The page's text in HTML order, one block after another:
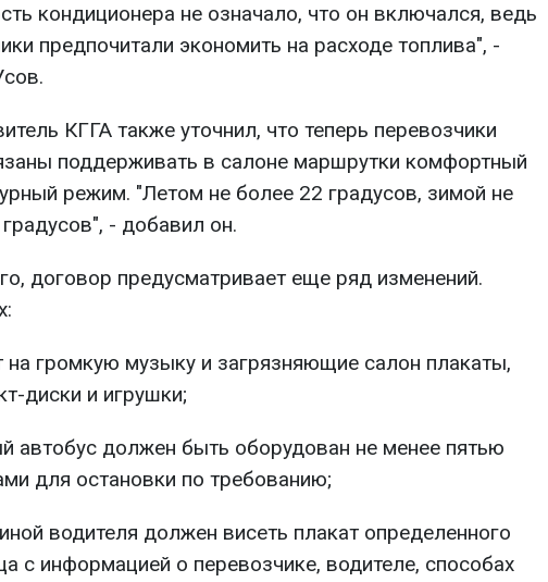
кондиционера не означало, что он включался, ведь
предпочитали экономить на расходе топлива", -
КГГА также уточнил, что теперь перевозчики
поддерживать в салоне маршрутки комфортный
режим. "Летом не более 22 градусов, зимой не
- добавил он.
договор предусматривает еще ряд изменений.
на громкую музыку и загрязняющие салон плакаты,
диски и игрушки;
автобус должен быть оборудован не менее пятью
для остановки по требованию;
водителя должен висеть плакат определенного
с информацией о перевозчике, водителе, способах